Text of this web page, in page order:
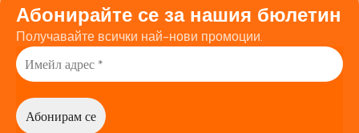
Абонирайте се за нашия бюлетин
Получавайте всички най-нови промоции.